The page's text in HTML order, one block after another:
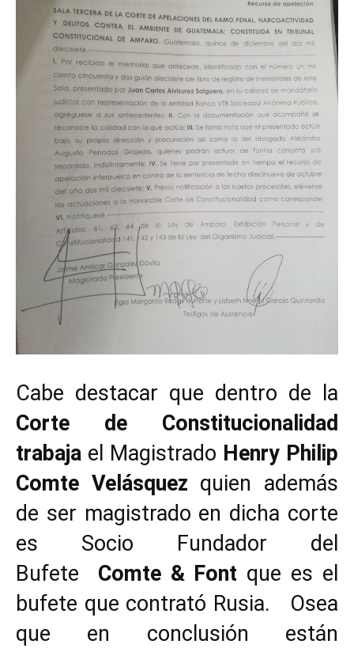
Cabe destacar que dentro de la
Corte de Constitucionalidad
trabaja el Magistrado Henry Philip
Comte Velásquez quien además
de ser magistrado en dicha corte
es Socio Fundador del
Bufete Comte & Font que es el
bufete que contrató Rusia. Osea
que en conclusión están